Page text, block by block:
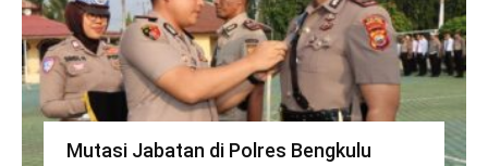
Mutasi Jabatan di Polres Bengkulu